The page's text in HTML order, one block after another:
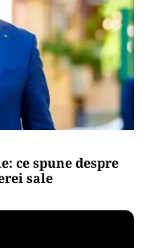
ce spune despre
sale